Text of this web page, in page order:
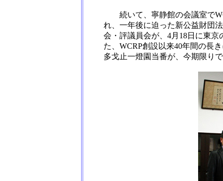
続いて、寧静館の会議室で
れ、一年後に迫った新公益財団
会・評議員会が、4月18日に東
た、WCRP創設以来40年間の長
多戈止一燈園当番が、今期限り